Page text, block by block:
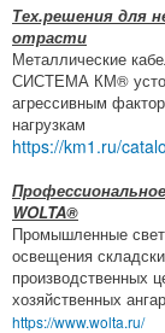
Тех.решения для
отрасти
Металлические
СИСТЕМА КМ®
агрессивным
нагрузкам
https://km1.ru/
WOLTA®
Промышленные
освещения
производственных
хозяйственных
https://www.wolta.ru/